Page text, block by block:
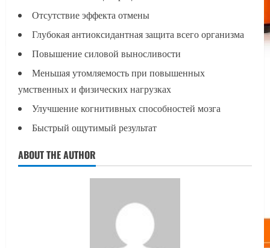
Отсутствие эффекта отмены
Глубокая антиоксидантная защита всего организма
Повышение силовой выносливости
Меньшая утомляемость при повышенных
умственных и физических нагрузках
Улучшение когнитивных способностей мозга
Быстрый ощутимый результат
ABOUT THE AUTHOR